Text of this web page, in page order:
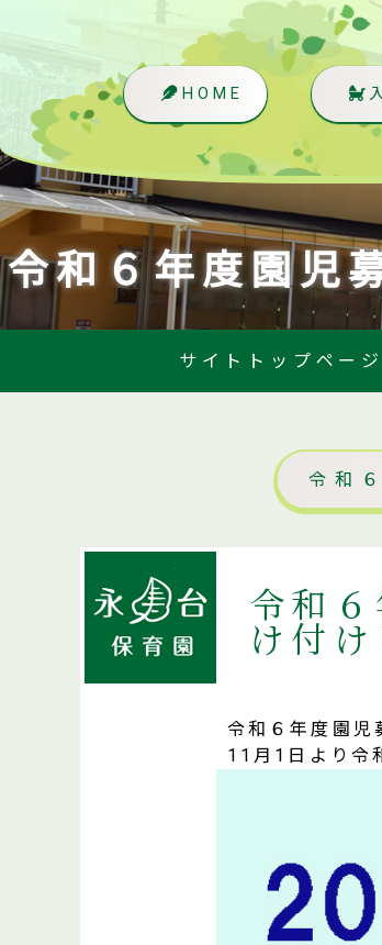
HOME
令和６年度園児
サイトトップページ
令和
令和
け付
令和６年度園児
11月1日より令